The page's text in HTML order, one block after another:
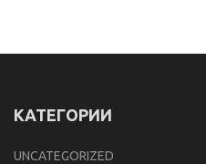
КАТЕГОРИИ
UNCATEGORIZED